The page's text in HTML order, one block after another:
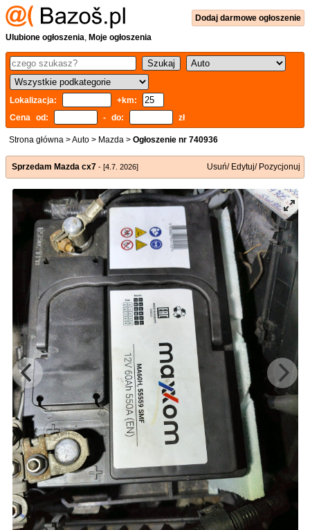
Dodaj darmowe ogłoszenie
Ulubione ogłoszenia, Moje ogłoszenia
Lokalizacja:
+km:
Cena od:
- do: zł
Strona główna >Auto > Mazda > Ogłoszenie nr 740936
Sprzedam Mazda cx7 - [4.7. 2026] Usuń/ Edytuj/ Pozycjonuj